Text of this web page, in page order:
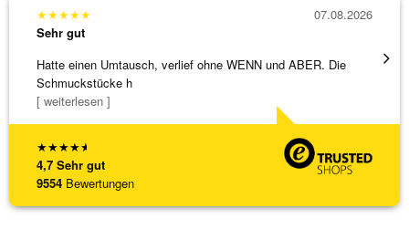
★★★★★
4,7 Sehr gut
9554 Bewertungen
★★★★★
Sehr gut
Hatte einen Umtausch, verlief ohne WENN und ABER. Die
Schmuckstücke h
[ weiterlesen ]
07.08.2026